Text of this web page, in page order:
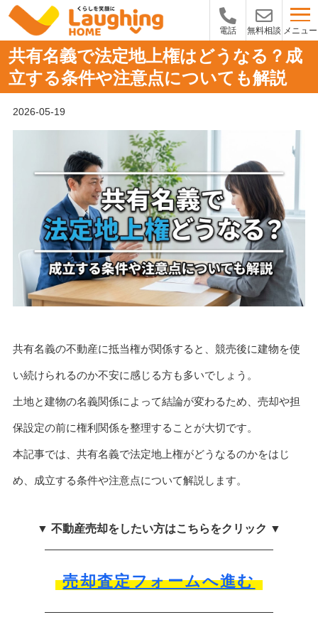
電話 無料相談 メニュー
共有名義で法定地上権はどうなる？成
立する条件や注意点についても解説
2026-05-19
共有名義の不動産に抵当権が関係すると、競売後に建物を使
い続けられるのか不安に感じる方も多いでしょう。
土地と建物の名義関係によって結論が変わるため、売却や担
保設定の前に権利関係を整理することが大切です。
本記事では、共有名義で法定地上権がどうなるのかをはじ
め、成立する条件や注意点について解説します。
▼ 不動産売却をしたい方はこちらをクリック ▼
売却査定フォームへ進む